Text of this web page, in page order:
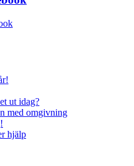
ut idag?
med omgivning
hjälp